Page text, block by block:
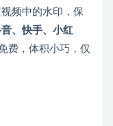
频中的水印，保
、快手、小红
费，体积小巧，仅